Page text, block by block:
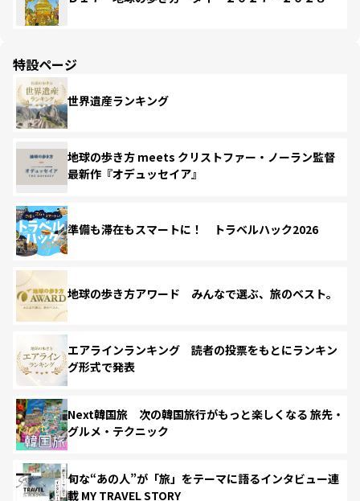
特設ページ
世界遺産ランキング
地球の歩き方 meets クリストファー・ノーラン監督
最新作『オデュッセイア』
準備も滞在もスマートに！ トラベルハック2026
地球の歩き方アワード みんなで選ぶ、旅のベスト。
エアラインランキング 読者の投票をもとにランキン
グ形式で発表
Next韓国旅 次の韓国旅行がもっと楽しくなる 旅先・
グルメ・テクニック
旬な“あの人”が「旅」をテーマに語るインタビュー連
載 MY TRAVEL STORY